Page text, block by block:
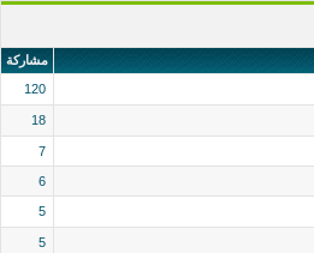
مشاركة
120
18
7
6
5
5